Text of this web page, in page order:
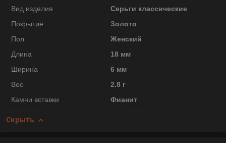
Вид изделия
Серьги классические
Покрытие
Золото
Пол
Женский
Длина
18 мм
Ширина
6 мм
Вес
2.8 г
Камни вставки
Фианит
Скрыть